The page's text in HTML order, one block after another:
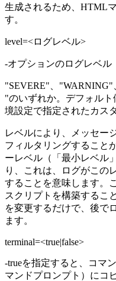
生成されるため、HTML
す。
level=<ログレベル>
-オプションのログレベル
"SEVERE"、
"のいずれか。デフォル
境設定で指定されたカス
レベルにより、メッセー
フィルタリングすること
ーレベル（「最小レベル
り、これは、ログがこの
することを意味します。
スクリプトを構築するこ
を変更するだけで、後で
ます。
terminal=<true|false>
-trueを指定すると、コマ
マンドプロンプト）にコ